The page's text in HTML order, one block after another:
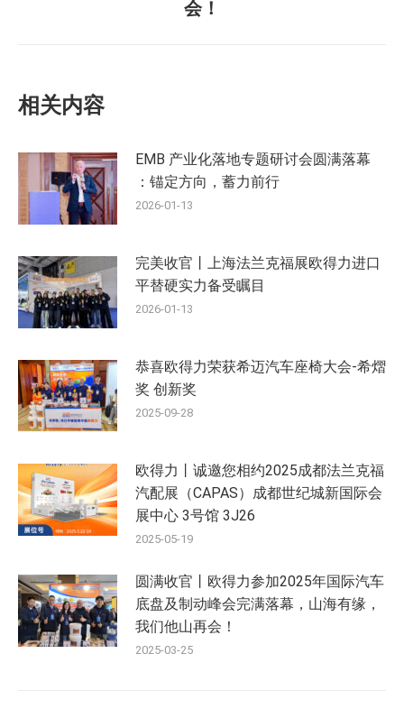
一
会！
相关内容
EMB 产业化落地专题研讨会圆满落幕
：锚定方向，蓄力前行
2026-01-13
完美收官丨上海法兰克福展欧得力进口
平替硬实力备受瞩目
2026-01-13
恭喜欧得力荣获希迈汽车座椅大会-希熠
奖 创新奖
2025-09-28
欧得力丨诚邀您相约2025成都法兰克福
汽配展（CAPAS）成都世纪城新国际会
展中心 3号馆 3J26
2025-05-19
圆满收官丨欧得力参加2025年国际汽车
底盘及制动峰会完满落幕，山海有缘，
我们他山再会！
2025-03-25